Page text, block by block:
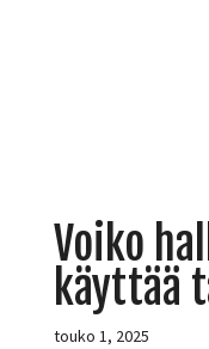
Voiko
käyttää
touko 1, 2025